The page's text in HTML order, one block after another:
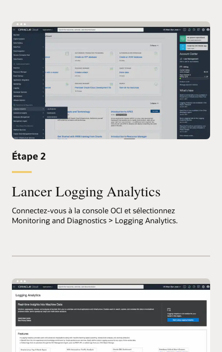
Étape 2
Lancer Logging Analytics
Connectez-vous à la console OCI et sélectionnez
Monitoring and Diagnostics > Logging Analytics.